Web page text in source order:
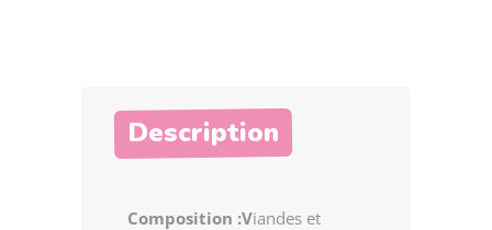
Description
Composition :Viandes et